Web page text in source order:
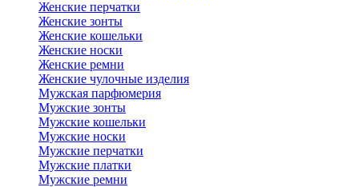
Женские перчатки
Женские зонты
Женские кошельки
Женские носки
Женские ремни
Женские чулочные изделия
Мужская парфюмерия
Мужские зонты
Мужские кошельки
Мужские носки
Мужские перчатки
Мужские платки
Мужские ремни